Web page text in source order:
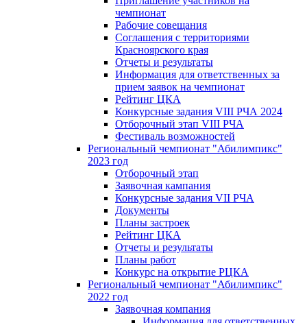
чемпионат
Рабочие совещания
Соглашения с территориями
Красноярского края
Отчеты и результаты
Информация для ответственных за
прием заявок на чемпионат
Рейтинг ЦКА
Конкурсные задания VIII РЧА 2024
Отборочный этап VIII РЧА
Фестиваль возможностей
Региональный чемпионат "Абилимпикс"
2023 год
Отборочный этап
Заявочная кампания
Конкурсные задания VII РЧА
Документы
Планы застроек
Рейтинг ЦКА
Отчеты и результаты
Планы работ
Конкурс на открытие РЦКА
Региональный чемпионат "Абилимпикс"
2022 год
Заявочная компания